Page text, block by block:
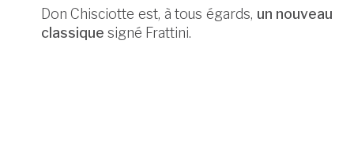
Don Chisciotte est, à tous égards, un nouveau
classique signé Frattini.